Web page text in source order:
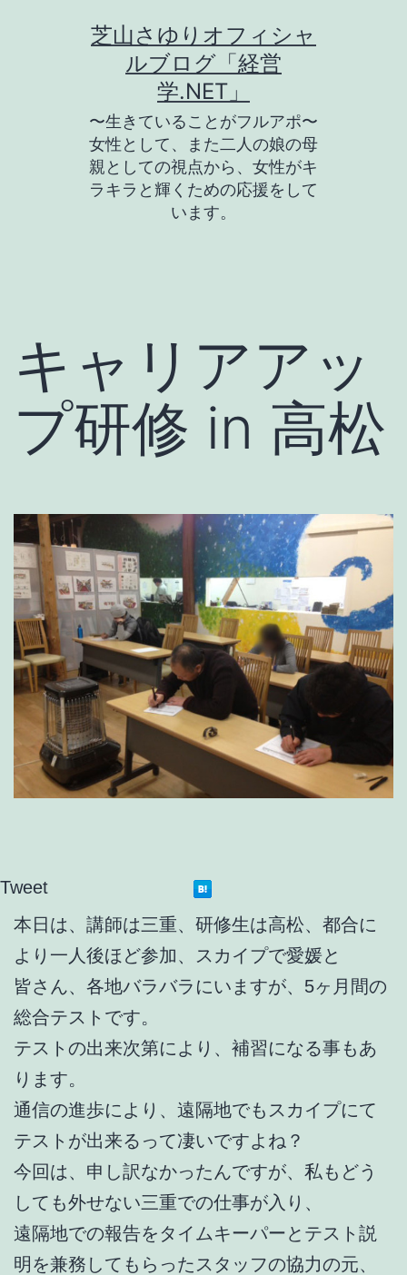
芝山さゆりオフィシャ
ルブログ「経営
学.NET」
〜生きていることがフルアポ〜
女性として、また二人の娘の母
親としての視点から、女性がキ
ラキラと輝くための応援をして
います。
キャリアアッ
プ研修 in 高松
Tweet
本日は、講師は三重、研修生は高松、都合に
より一人後ほど参加、スカイプで愛媛と
皆さん、各地バラバラにいますが、5ヶ月間の
総合テストです。
テストの出来次第により、補習になる事もあ
ります。
通信の進歩により、遠隔地でもスカイプにて
テストが出来るって凄いですよね？
今回は、申し訳なかったんですが、私もどう
しても外せない三重での仕事が入り、
遠隔地での報告をタイムキーパーとテスト説
明を兼務してもらったスタッフの協力の元、